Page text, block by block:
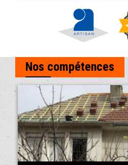
Nos compétences